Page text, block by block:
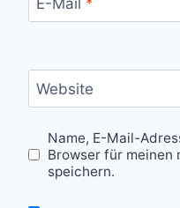
E-Mail *
Website
Name, E-Mail-
Browser für meinen
speichern.